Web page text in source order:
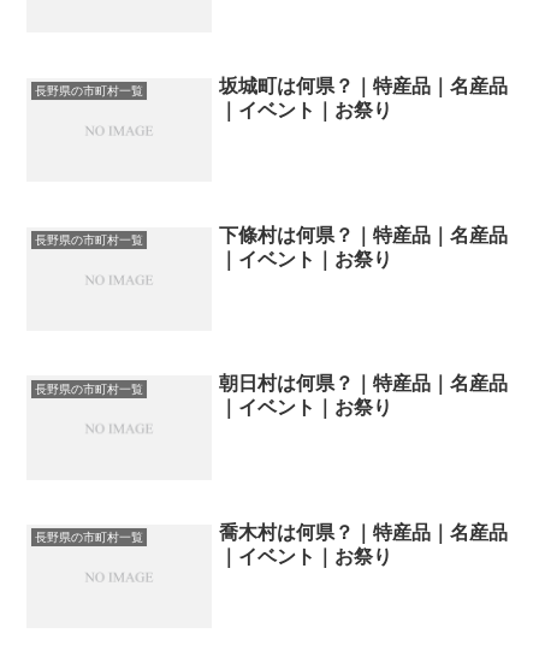
長野県の市町村一覧
坂城町は何県？｜特産品｜名産品
｜イベント｜お祭り
長野県の市町村一覧
下條村は何県？｜特産品｜名産品
｜イベント｜お祭り
長野県の市町村一覧
朝日村は何県？｜特産品｜名産品
｜イベント｜お祭り
長野県の市町村一覧
喬木村は何県？｜特産品｜名産品
｜イベント｜お祭り